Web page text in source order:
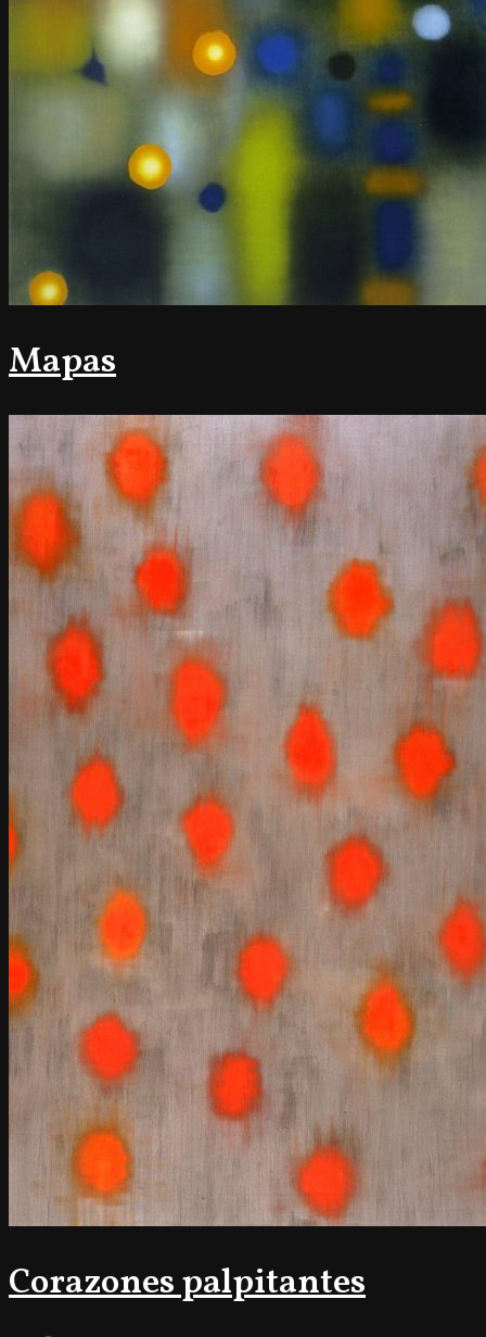
Mapas
Corazones palpitantes